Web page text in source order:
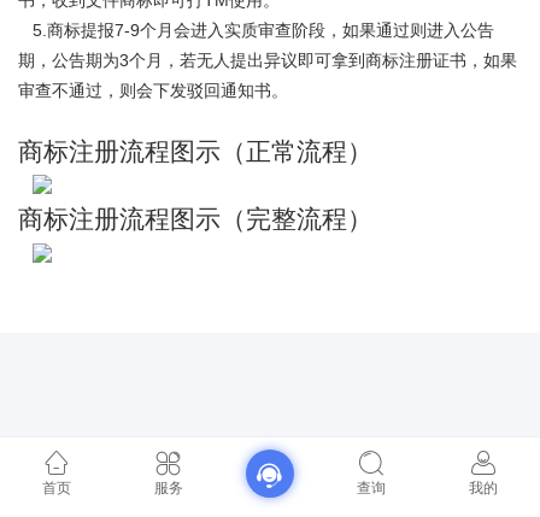
5.商标提报7-9个月会进入实质审查阶段，如果通过则进入公告
期，公告期为3个月，若无人提出异议即可拿到商标注册证书，如果
审查不通过，则会下发驳回通知书。
商标注册流程图示（正常流程）
商标注册流程图示（完整流程）
首页 服务 查询 我的